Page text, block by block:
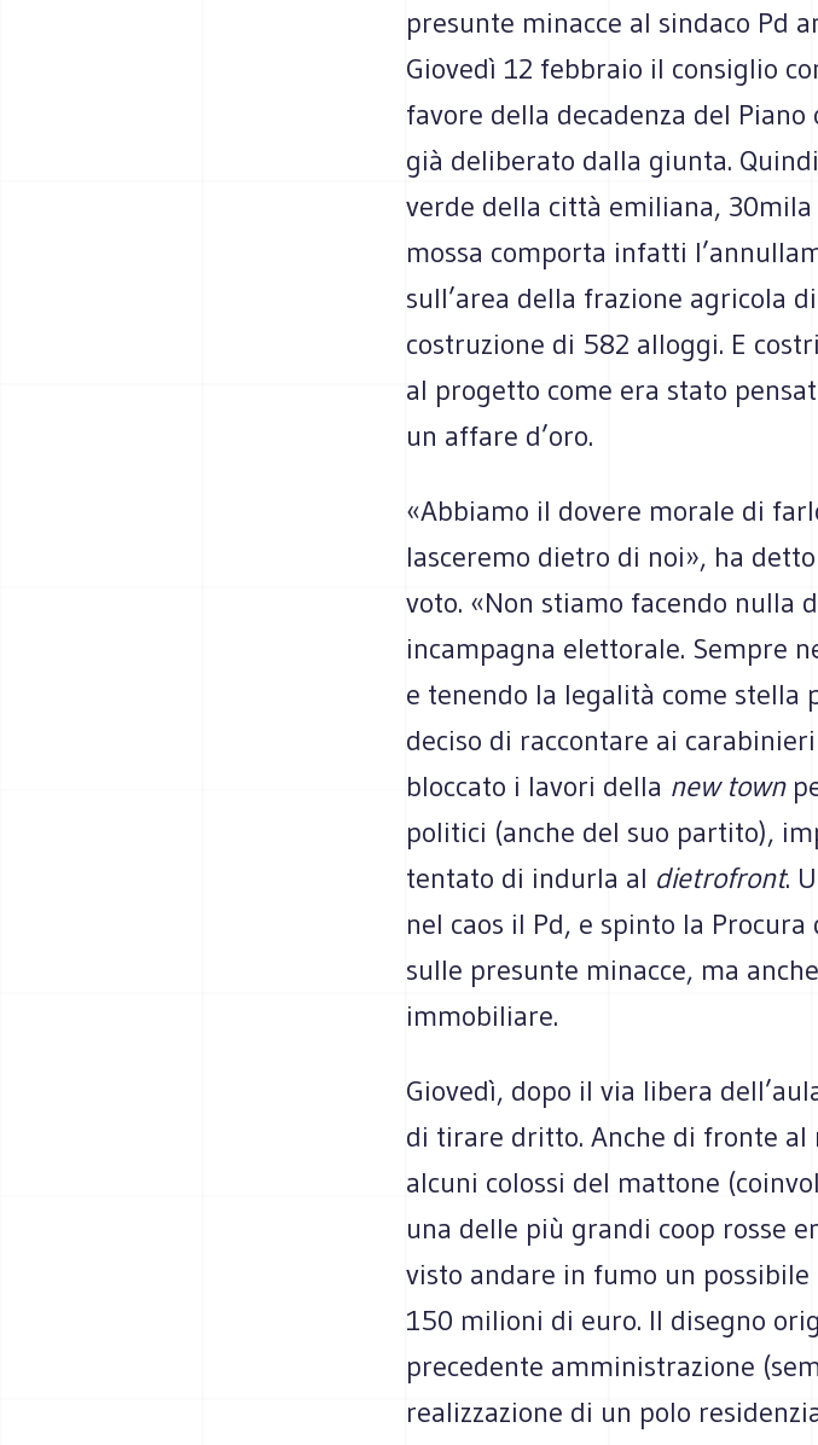
presunte minacce al sindaco Pd
Giovedì 12 febbraio il consiglio
favore della decadenza del
già deliberato dalla giunta.
verde della città emiliana,
mossa comporta infatti
sull’area della frazione agricola
costruzione di 582 alloggi. E
al progetto come era stato
un affare d’oro.
«Abbiamo il dovere morale di
lasceremo dietro di noi», ha
voto. «Non stiamo facendo nulla
incampagna elettorale. Sempre
e tenendo la legalità come stella
deciso di raccontare ai
bloccato i lavori della new town
politici (anche del suo partito),
tentato di indurla al dietrofront.
nel caos il Pd, e spinto la
sulle presunte minacce, ma
immobiliare.
Giovedì, dopo il via libera
di tirare dritto. Anche di fronte
alcuni colossi del mattone
una delle più grandi coop rosse
visto andare in fumo un
150 milioni di euro. Il disegno
precedente amministrazione
realizzazione di un polo